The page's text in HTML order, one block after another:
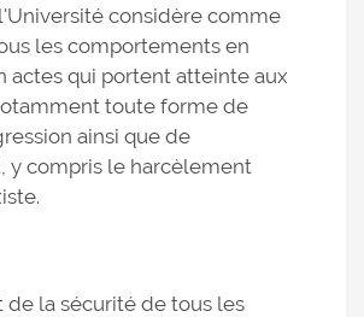
considère comme
les comportements en
actes qui portent atteinte aux
toute forme de
ainsi que de
y compris le harcèlement
de la sécurité de tous les